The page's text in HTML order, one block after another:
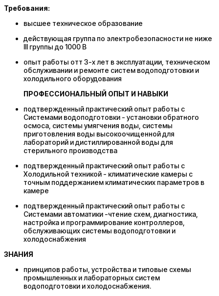
Требования:
высшее техническое образование
действующая группа по электробезопасности не ниже
III группы до 1000 В
опыт работы отт 3-х лет в эксплуатации, техническом
обслуживании и ремонте систем водоподготовки и
холодильного оборудования
ПРОФЕССИОНАЛЬНЫЙ ОПЫТ И НАВЫКИ
подтвержденный практический опыт работы с
Системами водоподготовки - установки обратного
осмоса, системы умягчения воды, системы
приготовления воды высокоочищенной для
лабораторий и дистиллированной воды для
стерильного производства
подтвержденный практический опыт работы с
Холодильной техникой - климатические камеры с
точным поддержанием климатических параметров в
камере
подтвержденный практический опыт работы с
Системами автоматики -чтение схем, диагностика,
настройка и программирование контроллеров,
обслуживающих системы водоподготовки и
холодоснабжения
ЗНАНИЯ
принципов работы, устройства и типовые схемы
промышленных и лабораторных систем
водоподготовки и холодоснабжения.